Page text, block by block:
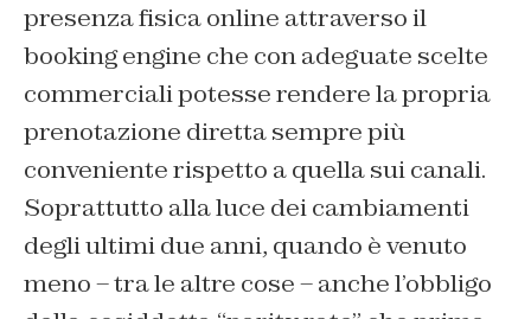
presenza fisica online attraverso il
booking engine che con adeguate scelte
commerciali potesse rendere la propria
prenotazione diretta sempre più
conveniente rispetto a quella sui canali.
Soprattutto alla luce dei cambiamenti
degli ultimi due anni, quando è venuto
meno – tra le altre cose – anche l’obbligo